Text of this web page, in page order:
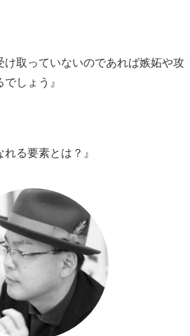
け取っていないのであれば嫉妬や攻
しょう』
る要素とは？』